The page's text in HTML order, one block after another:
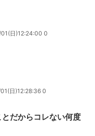
日)12:24:00 0
日)12:28:36 0
だからコレない何度